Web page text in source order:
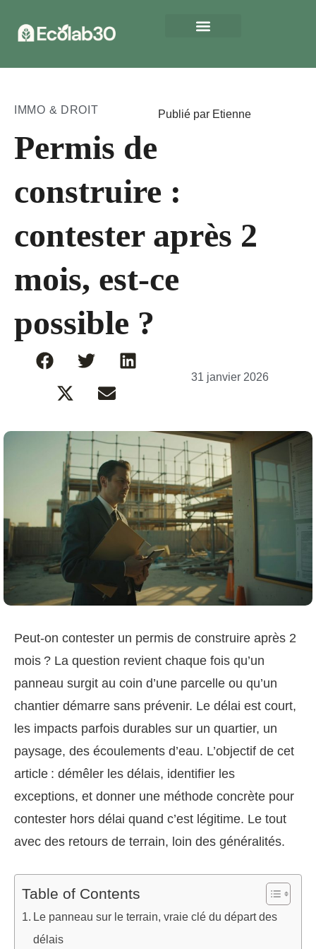
IMMO & DROIT Publié par Etienne
Permis de
construire :
contester après 2
mois, est-ce
possible ?
31 janvier 2026
Peut-on contester un permis de construire après 2
mois ? La question revient chaque fois qu’un
panneau surgit au coin d’une parcelle ou qu’un
chantier démarre sans prévenir. Le délai est court,
les impacts parfois durables sur un quartier, un
paysage, des écoulements d’eau. L’objectif de cet
article : démêler les délais, identifier les
exceptions, et donner une méthode concrète pour
contester hors délai quand c’est légitime. Le tout
avec des retours de terrain, loin des généralités.
Table of Contents
Le panneau sur le terrain, vraie clé du départ des
délais